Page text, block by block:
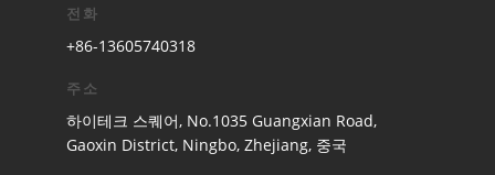
전화
+86-13605740318
주소
하이테크 스퀘어, No.1035 Guangxian Road,
Gaoxin District, Ningbo, Zhejiang, 중국